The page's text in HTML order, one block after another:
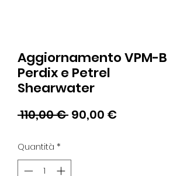
Aggiornamento VPM-B
Perdix e Petrel
Shearwater
110,00 € Prezzo
90,00 €Prezzo
Quantità *